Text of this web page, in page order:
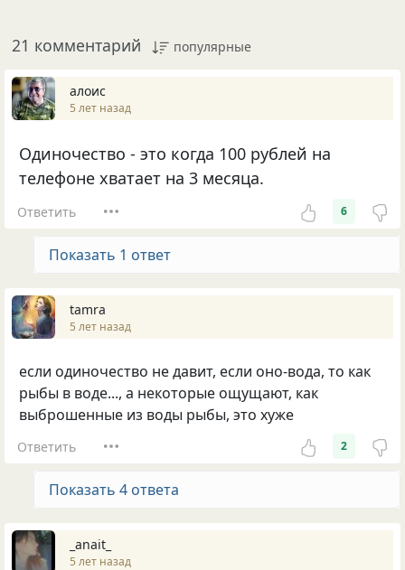
21 комментарий популярные
алоис
5 лет назад
Одиночество - это когда 100 рублей на
телефоне хватает на 3 месяца.
Ответить 6
Показать 1 ответ
tamra
5 лет назад
если одиночество не давит, если оно-вода, то как
рыбы в воде..., а некоторые ощущают, как
выброшенные из воды рыбы, это хуже
Ответить 2
Показать 4 ответа
_anait_
5 лет назад